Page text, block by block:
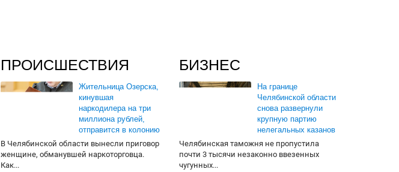
ПРОИСШЕСТВИЯ
Жительница Озерска,
кинувшая
наркодилера на три
миллиона рублей,
отправится в колонию
В Челябинской области вынесли приговор
женщине, обманувшей наркоторговца.
Как...
БИЗНЕС
На границе
Челябинской области
снова развернули
крупную партию
нелегальных казанов
Челябинская таможня не пропустила
почти 3 тысячи незаконно ввезенных
чугунных...